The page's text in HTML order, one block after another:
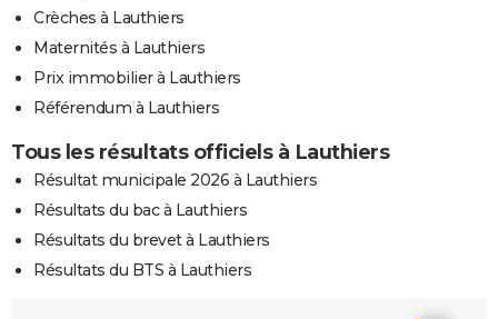
Crèches à Lauthiers
Maternités à Lauthiers
Prix immobilier à Lauthiers
Référendum à Lauthiers
Tous les résultats officiels à Lauthiers
Résultat municipale 2026 à Lauthiers
Résultats du bac à Lauthiers
Résultats du brevet à Lauthiers
Résultats du BTS à Lauthiers